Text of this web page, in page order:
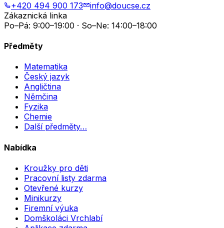
+420 494 900 173
info@doucse.cz
Zákaznická linka
Po–Pá: 9:00–19:00 · So–Ne: 14:00–18:00
Předměty
Matematika
Český jazyk
Angličtina
Němčina
Fyzika
Chemie
Další předměty…
Nabídka
Kroužky pro děti
Pracovní listy zdarma
Otevřené kurzy
Minikurzy
Firemní výuka
Domškoláci Vrchlabí